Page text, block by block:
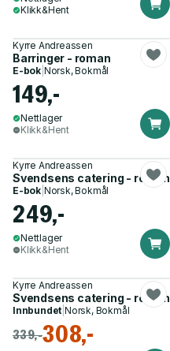
Klikk&Hent
Kyrre Andreassen
Barringer - roman
E-bok Norsk, Bokmål
149,-
Nettlager
Klikk&Hent
Kyrre Andreassen
Svendsens catering - roman
E-bok Norsk, Bokmål
249,-
Nettlager
Klikk&Hent
Kyrre Andreassen
Svendsens catering - roman
Innbundet |Norsk, Bokmål
339,-308,-